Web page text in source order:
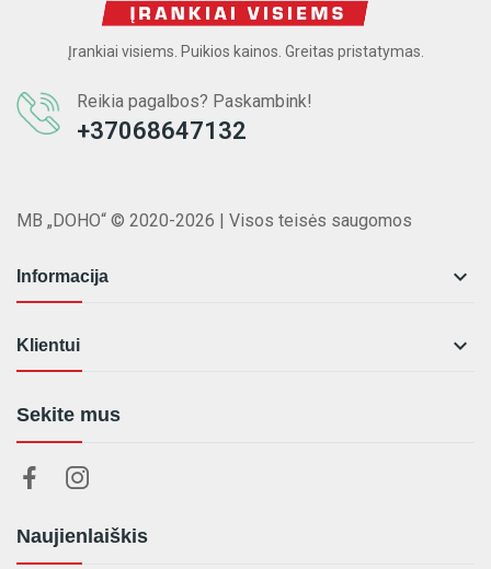
Įrankiai visiems. Puikios kainos. Greitas pristatymas.
Reikia pagalbos? Paskambink!
+37068647132
MB „DOHO“ © 2020-2026 | Visos teisės saugomos
Informacija 
Klientui 
Sekite mus
Naujienlaiškis